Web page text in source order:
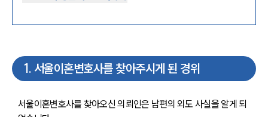
1. 서울이혼변호사를 찾아주시게 된 경위
서울이혼변호사를 찾아오신 의뢰인은 남편의 외도 사실을 알게 되